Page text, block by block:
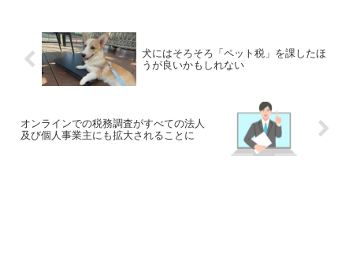
犬にはそろそろ「ペット税」を課したほ
うが良いかもしれない
オンラインでの税務調査がすべての法人
及び個人事業主にも拡大されることに